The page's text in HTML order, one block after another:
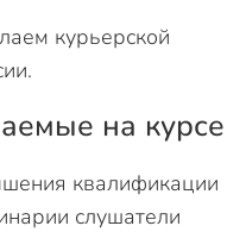
курьерской
на курсе
квалификации
слушатели